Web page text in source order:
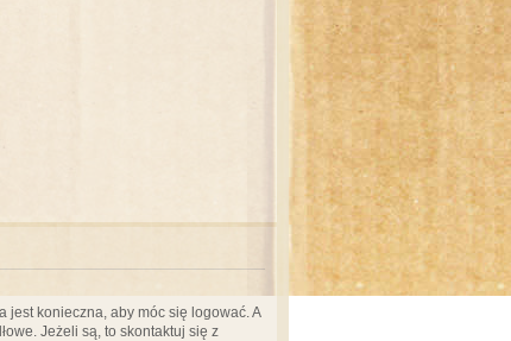
jest konieczna, aby móc się logować. A
Jeżeli są, to skontaktuj się z